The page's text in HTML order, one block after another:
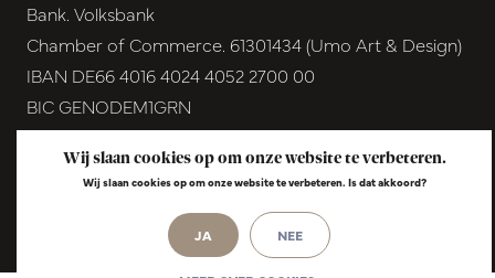
Bank. Volksbank
Chamber of Commerce. 61301434 (Umo Art & Design)
IBAN DE66 4016 4024 4052 2700 00
BIC GENODEM1GRN
VAT NL854291040B01
© Copyright 2026 - Umo Art & Design |
InStijl
Wij slaan cookies op om onze website te verbeteren.
Wij slaan cookies op om onze website te verbeteren. Is dat akkoord?
JA NEE